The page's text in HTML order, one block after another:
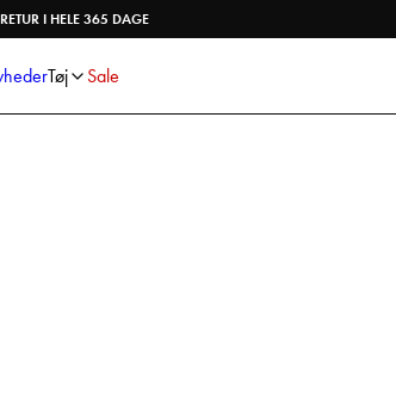
RETUR I HELE 365 DAGE
Tøj Sale
Bukser
Shorts
Undertøj